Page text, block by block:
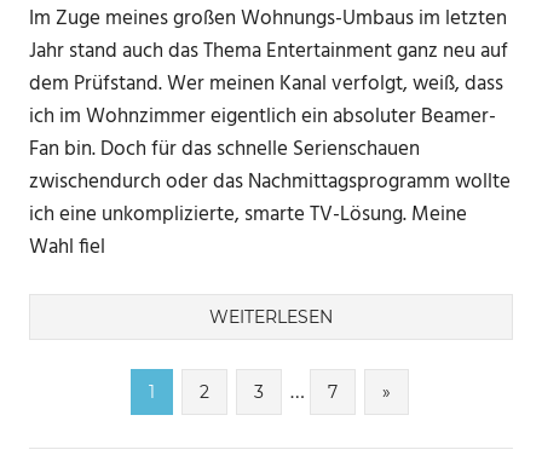
Im Zuge meines großen Wohnungs-Umbaus im letzten
Jahr stand auch das Thema Entertainment ganz neu auf
dem Prüfstand. Wer meinen Kanal verfolgt, weiß, dass
ich im Wohnzimmer eigentlich ein absoluter Beamer-
Fan bin. Doch für das schnelle Serienschauen
zwischendurch oder das Nachmittagsprogramm wollte
ich eine unkomplizierte, smarte TV-Lösung. Meine
Wahl fiel
WEITERLESEN
Seitennummerierung
der
1 2 3 … 7
Nächste
Beiträge
»